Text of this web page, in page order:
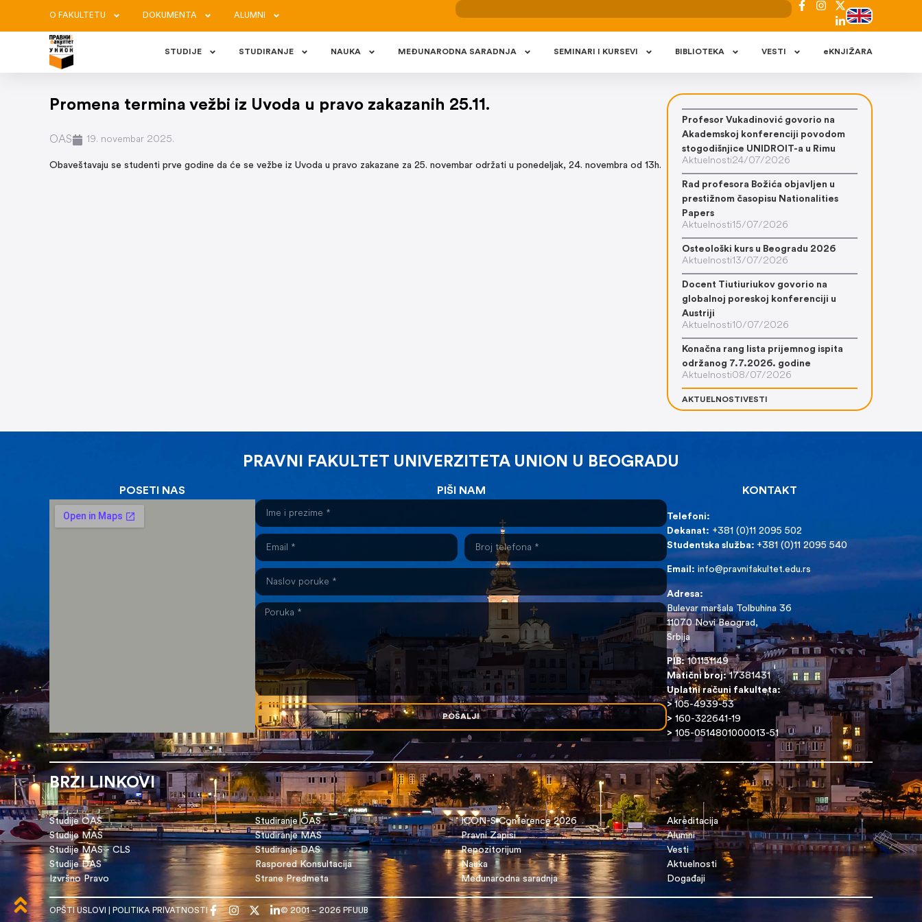
O FAKULTETU DOKUMENTA ALUMNI
STUDIJE STUDIRANJE NAUKA MEÐUNARODNA SARADNJA SEMINARI I KURSEVI BIBLIOTEKA VESTI eKNJIŽARA
Promena termina vežbi iz Uvoda u pravo zakazanih 25.11.
OAS 19. novembar 2025.
Obaveštavaju se studenti prve godine da će se vežbe iz Uvoda u pravo zakazane za 25. novembar održati u ponedeljak, 24. novembra od 13h.
Profesor Vukadinović govorio na
Akademskoj konferenciji povodom
stogodišnjice UNIDROIT-a u Rimu
Aktuelnosti24/07/2026
Rad profesora Božića objavljen u
prestižnom časopisu Nationalities
Papers
Aktuelnosti15/07/2026
Osteološki kurs u Beogradu 2026
Aktuelnosti13/07/2026
Docent Tiutiuriukov govorio na
globalnoj poreskoj konferenciji u
Austriji
Aktuelnosti10/07/2026
Konačna rang lista prijemnog ispita
održanog 7.7.2026. godine
Aktuelnosti08/07/2026
AKTUELNOSTI VESTI
PRAVNI FAKULTET UNIVERZITETA UNION U BEOGRADU
KONTAKT
Telefoni:
Dekanat: +381 (0)11 2095 502
Studentska služba: +381 (0)11 2095 540
Email: info@pravnifakultet.edu.rs
Adresa:
Bulevar maršala Tolbuhina 36
11070 Novi Beograd,
Srbija
PIB:101151149
Matični broj:17381431
Uplatni računi fakulteta:
>105-4939-53
> 160-322641-19
>105-0514801000013-51
PIŠI NAM
POŠALJI
POSETI NAS
BRZI LINKOVI
Studije OAS
Studije MAS
Studije MAS - CLS
Studije DAS
Izvršno Pravo
Studiranje OAS
Studiranje MAS
Studiranje DAS
Raspored Konsultacija
Strane Predmeta
ICON-S Conference 2026
Pravni Zapisi
Repozitorijum
Nauka
Međunarodna saradnja
Akreditacija
Alumni
Vesti
Aktuelnosti
Događaji
OPŠTI USLOVI POLITIKA PRIVATNOSTI © 2001 – 2026 PFUUB